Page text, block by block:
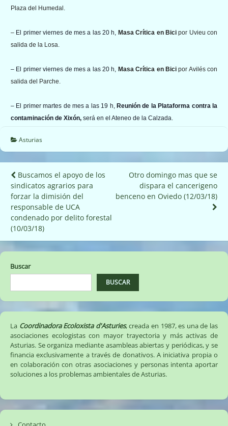
Plaza del Humedal.
– El primer viernes de mes a las 20 h, Masa Crítica en Bici por Uvieu con
salida de la Losa.
– El primer viernes de mes a las 20 h, Masa Crítica en Bici por Avilés con
salida del Parche.
– El primer martes de mes a las 19 h, Reunión de la Plataforma contra la
contaminación de Xixón, será en el Ateneo de la Calzada.
Asturias
Navegación
de
entradas
Buscamos el apoyo de los
sindicatos agrarios para
forzar la dimisión del
responsable de UCA
condenado por delito forestal
(10/03/18)
Otro domingo mas que se
dispara el cancerigeno
benceno en Oviedo (12/03/18)
Buscar
BUSCAR
La Coordinadora Ecoloxista d'Asturies, creada en 1987, es una de las
asociaciones ecologistas con mayor trayectoria y más activas de
Asturias. Se organiza mediante asambleas abiertas y periódicas, y se
financia exclusivamente a través de donativos. A iniciativa propia o
en colaboración con otras asociaciones y personas intenta aportar
soluciones a los problemas ambientales de Asturias.